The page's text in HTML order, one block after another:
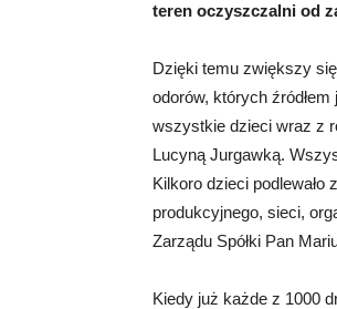
teren oczyszczalni od
Dzięki temu zwiększy
odorów, których
wszystkie dzieci wraz z
Lucyną Jurgawką.
Kilkoro dzieci podlewało
produkcyjnego, sieci,
Zarządu Spółki Pan
Kiedy już każde z 1000